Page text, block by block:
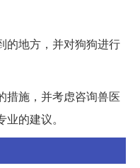
的地方，并对狗狗进行
措施，并考虑咨询兽医
的建议。